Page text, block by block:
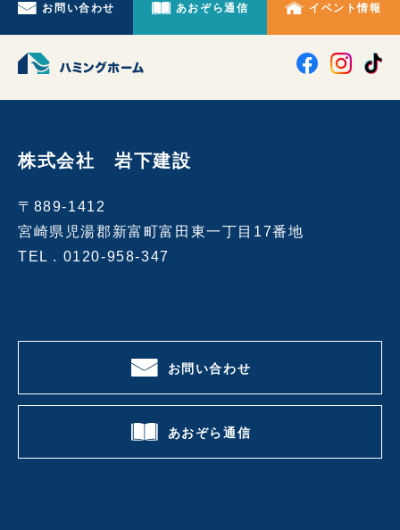
お問い合わせ あおぞら通信 イベント情報
株式会社 岩下建設
〒889-1412
宮崎県児湯郡新富町富田東一丁目17番地
TEL . 0120-958-347
お問い合わせ
あおぞら通信